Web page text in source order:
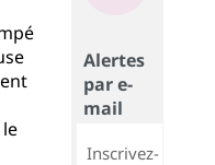
Alertes
par e-
mail
Inscrivez-